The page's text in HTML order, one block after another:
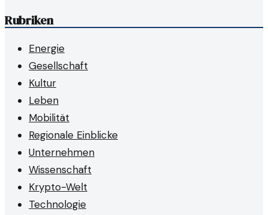
Rubriken
Energie
Gesellschaft
Kultur
Leben
Mobilität
Regionale Einblicke
Unternehmen
Wissenschaft
Krypto-Welt
Technologie